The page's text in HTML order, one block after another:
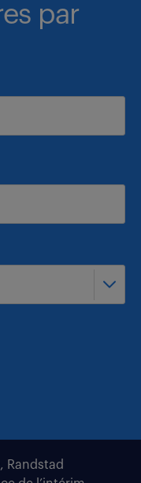
par
Randstad